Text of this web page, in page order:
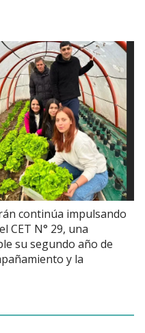
continúa impulsando
CET N° 29, una
su segundo año de
y la